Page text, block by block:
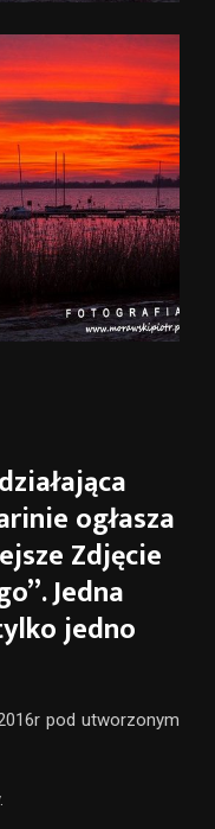
ogłasza
Zdjęcie
Jedna
jedno
pod utworzonym